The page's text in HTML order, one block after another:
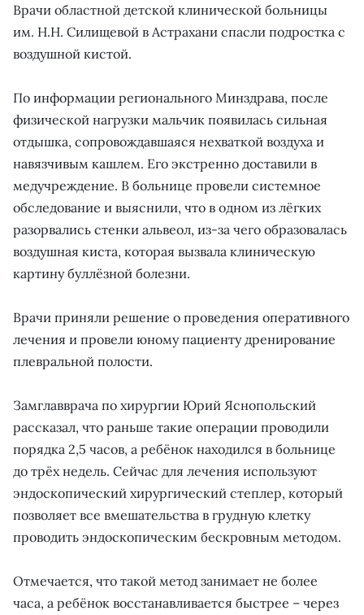
Врачи областной детской клинической больницы
им. Н.Н. Силищевой в Астрахани спасли подростка с
воздушной кистой.
По информации регионального Минздрава, после
физической нагрузки мальчик появилась сильная
отдышка, сопровождавшаяся нехваткой воздуха и
навязчивым кашлем. Его экстренно доставили в
медучреждение. В больнице провели системное
обследование и выяснили, что в одном из лёгких
разорвались стенки альвеол, из-за чего образовалась
воздушная киста, которая вызвала клиническую
картину буллёзной болезни.
Врачи приняли решение о проведения оперативного
лечения и провели юному пациенту дренирование
плевральной полости.
Замглавврача по хирургии Юрий Яснопольский
рассказал, что раньше такие операции проводили
порядка 2,5 часов, а ребёнок находился в больнице
до трёх недель. Сейчас для лечения используют
эндоскопический хирургический степлер, который
позволяет все вмешательства в грудную клетку
проводить эндоскопическим бескровным методом.
Отмечается, что такой метод занимает не более
часа, а ребёнок восстанавливается быстрее – через